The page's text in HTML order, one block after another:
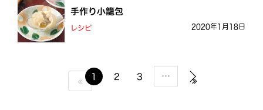
手作り小籠包
レシピ 2020年1月18日
1 2 3 …